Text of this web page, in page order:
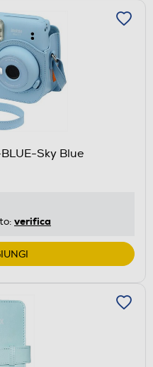
Sky Blue
verifica